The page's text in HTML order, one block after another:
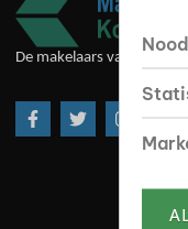
De makelaars van goede